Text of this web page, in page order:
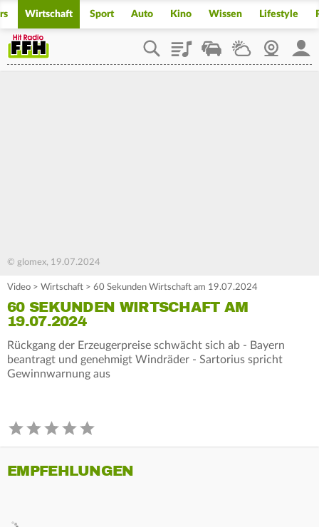
Wirtschaft Sport Auto Kino Wissen Lifestyle
PlaylistStaupilotWetterWebcam
© glomex, 19.07.2024
Video > Wirtschaft > 60 Sekunden Wirtschaft am 19.07.2024
60 SEKUNDEN WIRTSCHAFT AM
19.07.2024
Rückgang der Erzeugerpreise schwächt sich ab - Bayern
beantragt und genehmigt Windräder - Sartorius spricht
Gewinnwarnung aus
EMPFEHLUNGEN